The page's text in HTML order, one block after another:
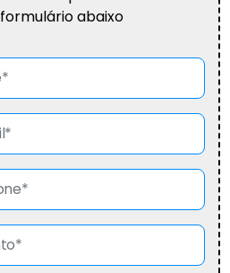
formulário abaixo